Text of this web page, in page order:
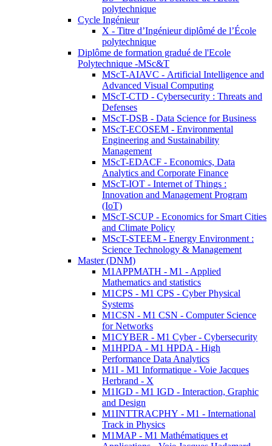
polytechnique
Cycle Ingénieur
X - Titre d’Ingénieur diplômé de l’École
polytechnique
Diplôme de formation gradué de l'Ecole
Polytechnique -MSc&T
MScT-AIAVC - Artificial Intelligence and
Advanced Visual Computing
MScT-CTD - Cybersecurity : Threats and
Defenses
MScT-DSB - Data Science for Business
MScT-ECOSEM - Environmental
Engineering and Sustainability
Management
MScT-EDACF - Economics, Data
Analytics and Corporate Finance
MScT-IOT - Internet of Things :
Innovation and Management Program
(IoT)
MScT-SCUP - Economics for Smart Cities
and Climate Policy
MScT-STEEM - Energy Environment :
Science Technology & Management
Master (DNM)
M1APPMATH - M1 - Applied
Mathematics and statistics
M1CPS - M1 CPS - Cyber Physical
Systems
M1CSN - M1 CSN - Computer Science
for Networks
M1CYBER - M1 Cyber - Cybersecurity
M1HPDA - M1 HPDA - High
Performance Data Analytics
M1I - M1 Informatique - Voie Jacques
Herbrand - X
M1IGD - M1 IGD - Interaction, Graphic
and Design
M1INTTRACPHY - M1 - International
Track in Physics
M1MAP - M1 Mathématiques et